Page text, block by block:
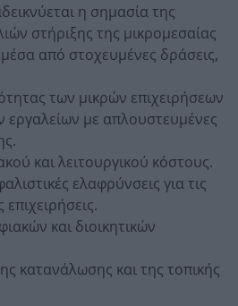
η σημασία της
στήριξης της μικρομεσαίας
μέσα από στοχευμένες δράσεις,
των μικρών επιχειρήσεων
με απλουστευμένες
και λειτουργικού κόστους.
ελαφρύνσεις για τις
και διοικητικών
κατανάλωσης και της τοπικής